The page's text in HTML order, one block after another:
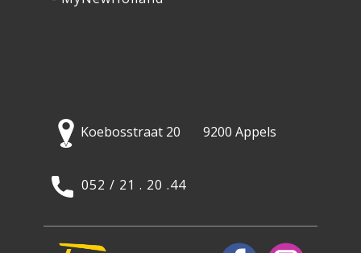
Koebosstraat 20 9200 Appels
052 / 21 . 20 .44